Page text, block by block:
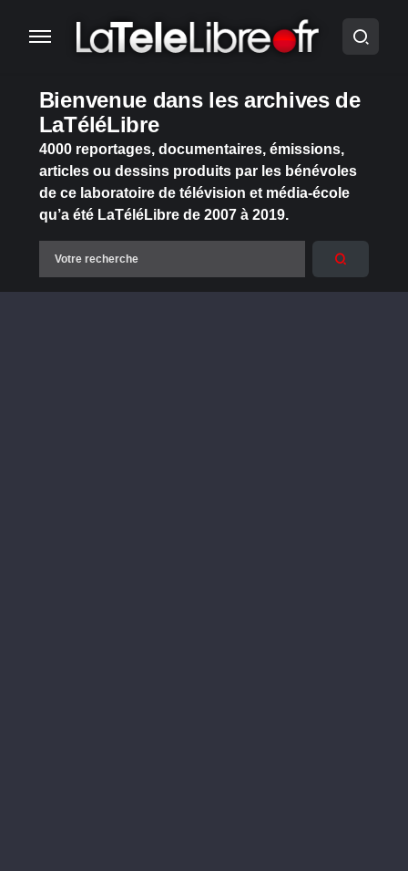
Bienvenue dans les archives de
LaTéléLibre
4000 reportages, documentaires, émissions,
articles ou dessins produits par les bénévoles
de ce laboratoire de télévision et média-école
qu’a été LaTéléLibre de 2007 à 2019.